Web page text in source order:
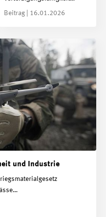
Beitrag | 16.01.2026
und Industrie